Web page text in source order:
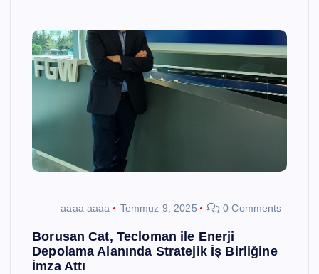
aaaa aaaa Temmuz 9, 2025 0 Comments
Borusan Cat, Tecloman ile Enerji
Depolama Alanında Stratejik İş Birliğine
İmza Attı